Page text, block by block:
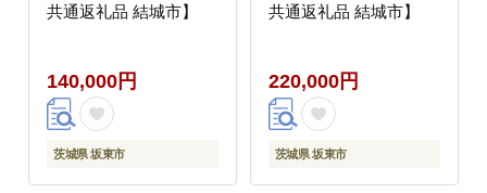
共通返礼品 結城市】
140,000円
茨城県 坂東市
共通返礼品 結城市】
220,000円
茨城県 坂東市